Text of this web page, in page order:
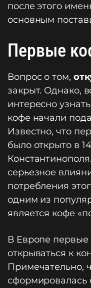
после этого
основным
Первые
Вопрос о том,
закрыт. Однако,
интересно
кофе начали
Известно, что
было открыто в
серьезное
потребления
одним из
является кофе
В Европе первые
открываться к
Примечательно,
сформировалась